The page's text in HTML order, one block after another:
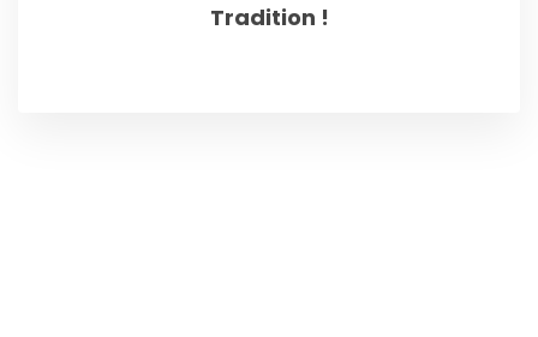
Tradition !